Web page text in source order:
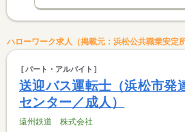
ハローワーク求人（掲載元：浜松公共職業安定所
パート・アルバイト
送迎バス運転士（浜松市発
センター／成人）
遠州鉄道 株式会社